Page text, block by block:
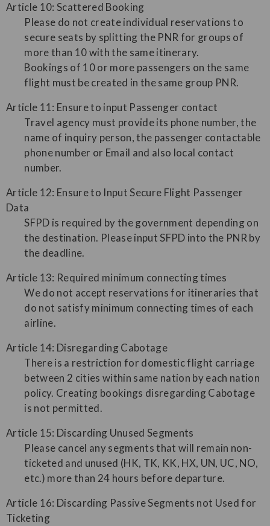
Article 10: Scattered Booking
Please do not create individual reservations to
secure seats by splitting the PNR for groups of
more than 10 with the same itinerary.
Bookings of 10 or more passengers on the same
flight must be created in the same group PNR.
Article 11: Ensure to input Passenger contact
Travel agency must provide its phone number, the
name of inquiry person, the passenger contactable
phone number or Email and also local contact
number.
Article 12: Ensure to Input Secure Flight Passenger
Data
SFPD is required by the government depending on
the destination. Please input SFPD into the PNR by
the deadline.
Article 13: Required minimum connecting times
We do not accept reservations for itineraries that
do not satisfy minimum connecting times of each
airline.
Article 14: Disregarding Cabotage
There is a restriction for domestic flight carriage
between 2 cities within same nation by each nation
policy. Creating bookings disregarding Cabotage
is not permitted.
Article 15: Discarding Unused Segments
Please cancel any segments that will remain non-
ticketed and unused (HK, TK, KK, HX, UN, UC, NO,
etc.) more than 24 hours before departure.
Article 16: Discarding Passive Segments not Used for
Ticketing